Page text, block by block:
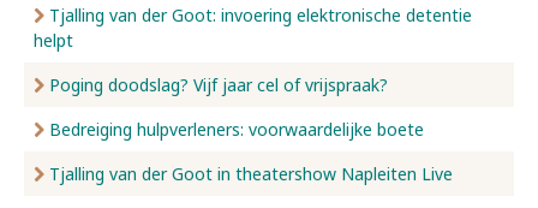
Tjalling van der Goot: invoering elektronische detentie
helpt
Poging doodslag? Vijf jaar cel of vrijspraak?
Bedreiging hulpverleners: voorwaardelijke boete
Tjalling van der Goot in theatershow Napleiten Live